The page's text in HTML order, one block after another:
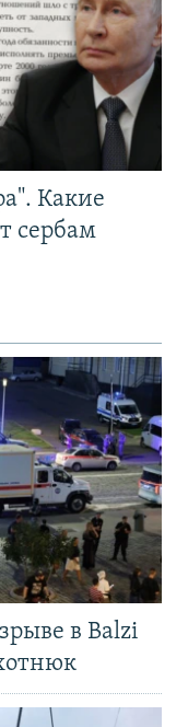
Какие
сербам
в Balzi